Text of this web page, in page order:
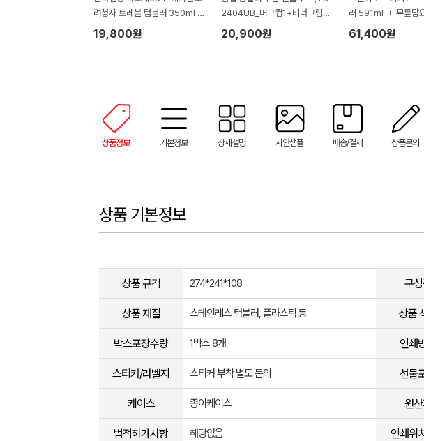
려청자 트레블 텀블러 350ml 도
자기 머그 기프팅
19,800원
2404UB_머그컵1+비너그립미
니우산1)
20,900원
러 591ml ＋ 무릎담
세트
61,400원
상품정보 기본정보 상세설명 시안샘플 배송/결제 상품문의
상품 기본정보
상품 규격 274*241*108 구
상품 재질 스테인레스 텀블러, 플라스틱 등 상품
박스포장수량 1박스 8개 인쇄
스티커/라벨지 스티커 부착 별도 문의 선물
케이스 종이케이스 원
법적허가사항 해당없음 인쇄위